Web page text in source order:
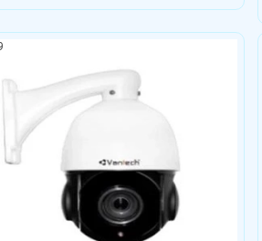
trợ Onvif kết nối được với tất cả các sản